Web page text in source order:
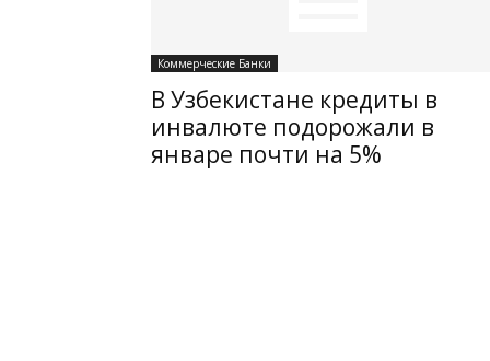
Коммерческие Банки
В Узбекистане кредиты в
инвалюте подорожали в
январе почти на 5%